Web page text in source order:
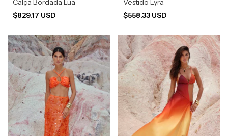
Calça Bordada Lua
$829.17 USD
Vestido Lyra
$558.33 USD